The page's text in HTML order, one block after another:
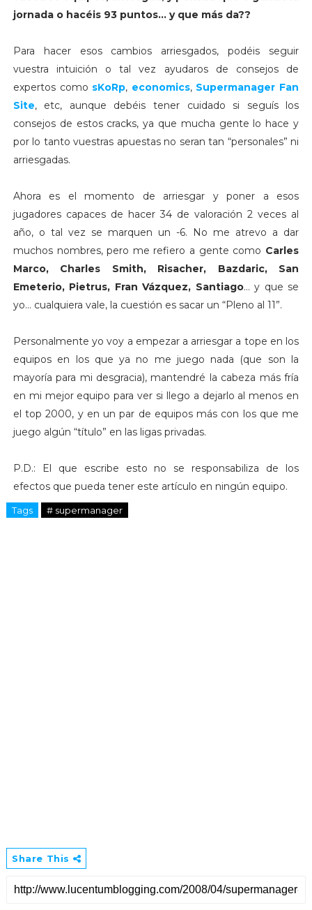
jornada o hacéis 93 puntos… y que más da??
Para hacer esos cambios arriesgados, podéis seguir
vuestra intuición o tal vez ayudaros de consejos de
expertos como sKoRp, economics, Supermanager Fan
Site, etc, aunque debéis tener cuidado si seguís los
consejos de estos cracks, ya que mucha gente lo hace y
por lo tanto vuestras apuestas no seran tan “personales” ni
arriesgadas.
Ahora es el momento de arriesgar y poner a esos
jugadores capaces de hacer 34 de valoración 2 veces al
año, o tal vez se marquen un -6. No me atrevo a dar
muchos nombres, pero me refiero a gente como Carles
Marco, Charles Smith, Risacher, Bazdaric, San
Emeterio, Pietrus, Fran Vázquez, Santiago… y que se
yo… cualquiera vale, la cuestión es sacar un “Pleno al 11”.
Personalmente yo voy a empezar a arriesgar a tope en los
equipos en los que ya no me juego nada (que son la
mayoría para mi desgracia), mantendré la cabeza más fría
en mi mejor equipo para ver si llego a dejarlo al menos en
el top 2000, y en un par de equipos más con los que me
juego algún “título” en las ligas privadas.
P.D.: El que escribe esto no se responsabiliza de los
efectos que pueda tener este artículo en ningún equipo.
Tags # supermanager
Share This